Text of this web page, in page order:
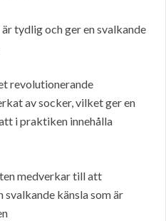
tydlig och ger en svalkande
revolutionerande
av socker, vilket ger en
i praktiken innehålla
medverkar till att
svalkande känsla som är